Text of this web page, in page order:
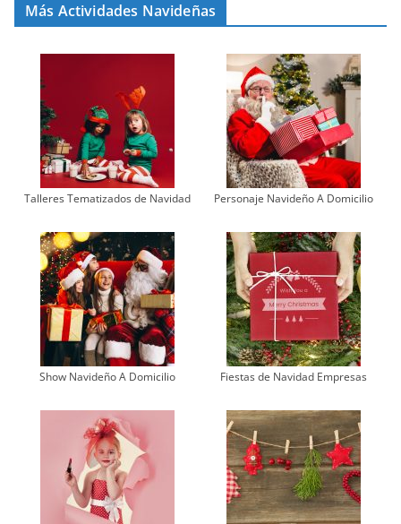
Más Actividades Navideñas
Talleres Tematizados de Navidad Personaje Navideño A Domicilio
Show Navideño A Domicilio Fiestas de Navidad Empresas